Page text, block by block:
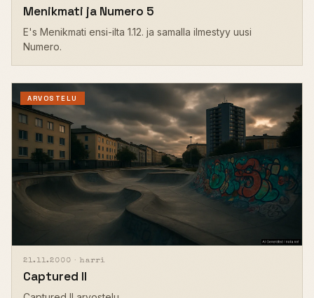
Menikmati ja Numero 5
E's Menikmati ensi-ilta 1.12. ja samalla ilmestyy uusi
Numero.
ARVOSTELU
21.11.2000 · harri
Captured II